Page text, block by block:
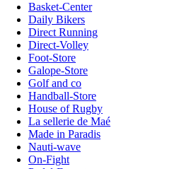
Basket-Center
Daily Bikers
Direct Running
Direct-Volley
Foot-Store
Galope-Store
Golf and co
Handball-Store
House of Rugby
La sellerie de Maé
Made in Paradis
Nauti-wave
On-Fight